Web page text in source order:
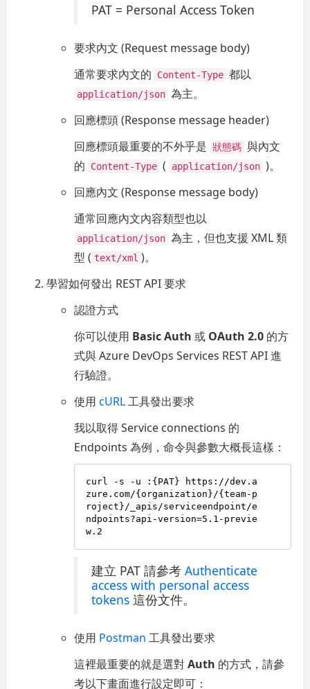
PAT = Personal Access Token
要求內文 (Request message body)
通常要求內文的
Content-Type 都以
application/json 為主。
回應標頭 (Response message header)
回應標頭最重要的不外乎是 狀態碼 與內文
的
Content-Type ( application/json )。
回應內文 (Response message body)
通常回應內文內容類型也以
application/json 為主，但也支援 XML 類
型 ( text/xml )。
學習如何發出 REST API 要求
認證方式
你可以使用 Basic Auth 或 OAuth 2.0 的方
式與 Azure DevOps Services REST API 進
行驗證。
使用cURL工具發出要求
我以取得 Service connections 的
Endpoints 為例，命令與參數大概長這樣：
curl -s -u :{PAT} https://dev.a
zure.com/{organization}/{team-p
roject}/_apis/serviceendpoint/e
ndpoints?api-version=5.1-previe
建立 PAT 請參考Authenticate
access with personal access
tokens 這份文件。
使用 Postman 工具發出要求
這裡最重要的就是選對Auth 的方式，請參
考以下畫面進行設定即可：